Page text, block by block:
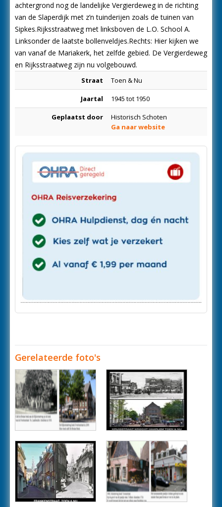
achtergrond nog de landelijke Vergierdeweg in de richting
van de Slaperdijk met z’n tuinderijen zoals de tuinen van
Sipkes.Rijksstraatweg met linksboven de L.O. School A.
Linksonder de laatste bollenveldjes.Rechts: Hier kijken we
van vanaf de Mariakerk, het zelfde gebied. De Vergierdeweg
en Rijksstraatweg zijn nu volgebouwd.
Straat Toen & Nu
Jaartal 1945 tot 1950
Geplaatst door
Historisch Schoten
Ga naar website
Gerelateerde foto's